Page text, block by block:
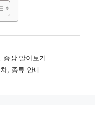
증상 알아보기
, 종류 안내